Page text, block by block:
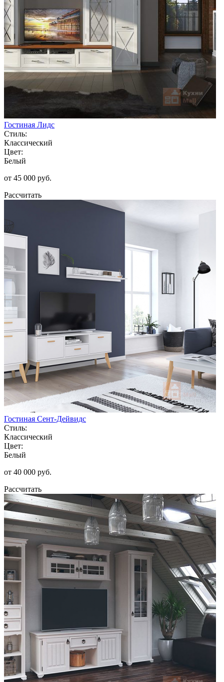
Гостиная Лидс
Стиль:
Классический
Цвет:
Белый
от 45 000 руб.
Рассчитать
Гостиная Сент-Дейвидс
Стиль:
Классический
Цвет:
Белый
от 40 000 руб.
Рассчитать